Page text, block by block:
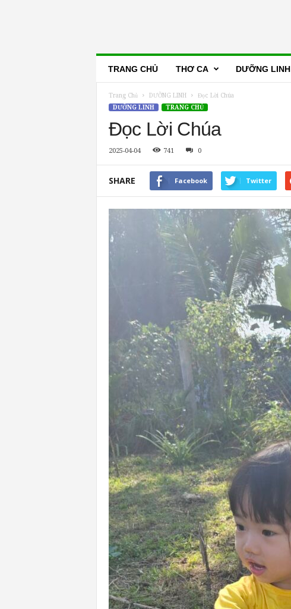
ThậtTRANG CHỦ THƠ CA DƯỠNG LINH
Trang Chủ DƯỠNG LINH
Đọc Lời Chúa
DƯỠNG LINH
TRANG CHỦ
Đọc Lời Chúa
2025-04-04 741 0
SHARE Facebook Twitter